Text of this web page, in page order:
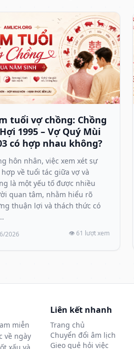
tuổi vợ chồng: Chồng
1995 – Vợ Quý Mùi
có hợp nhau không?
hôn nhân, việc xem xét sự
hợp về tuổi tác giữa vợ và
là một yếu tố được nhiều
quan tâm, nhằm hiểu rõ
thuận lợi và thách thức có
2026 👁️ 61 lượt xem
miễn
về ngày
Liên kết nhanh
Trang chủ
Chuyển đổi âm lịch
Gieo quẻ hỏi việc